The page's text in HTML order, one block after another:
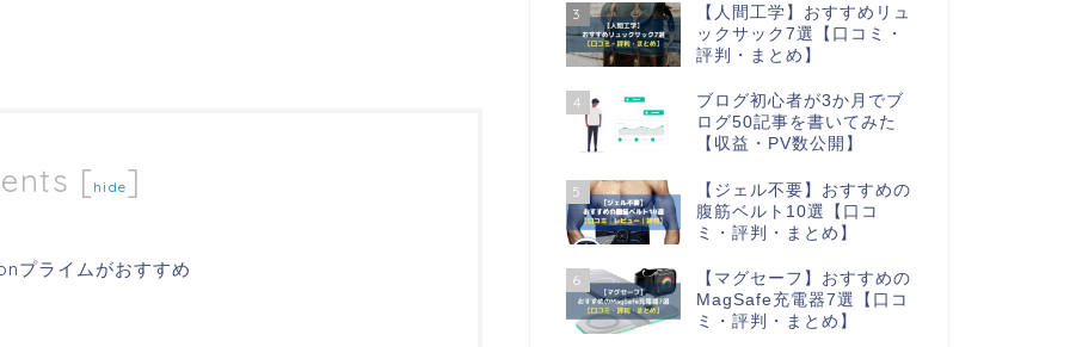
[ hide]
プライムがおすすめ
3
【人間工学】おすすめリュ
ックサック7選【口コミ・
評判・まとめ】
4
ブログ初心者が3か月でブ
ログ50記事を書いてみた
【収益・PV数公開】
5
【ジェル不要】おすすめの
腹筋ベルト10選【口コ
ミ・評判・まとめ】
6
【マグセーフ】おすすめの
MagSafe充電器7選【口コ
ミ・評判・まとめ】